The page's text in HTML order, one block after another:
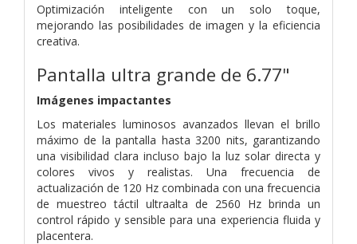
Optimización inteligente con un solo toque,
mejorando las posibilidades de imagen y la eficiencia
creativa.
Pantalla ultra grande de 6.77"
Imágenes impactantes
Los materiales luminosos avanzados llevan el brillo
máximo de la pantalla hasta 3200 nits, garantizando
una visibilidad clara incluso bajo la luz solar directa y
colores vivos y realistas. Una frecuencia de
actualización de 120 Hz combinada con una frecuencia
de muestreo táctil ultraalta de 2560 Hz brinda un
control rápido y sensible para una experiencia fluida y
placentera.